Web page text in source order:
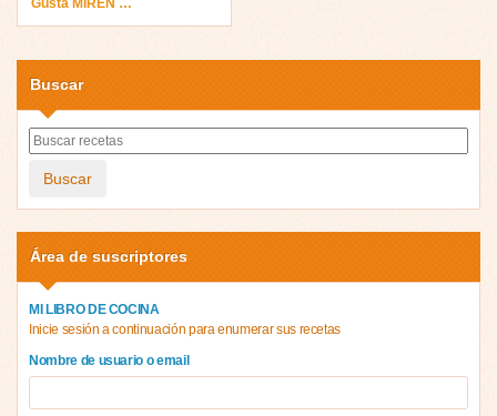
Buscar
Buscar
Área de suscriptores
MI LIBRO DE COCINA
Inicie sesión a continuación para enumerar sus recetas
Nombre de usuario o email